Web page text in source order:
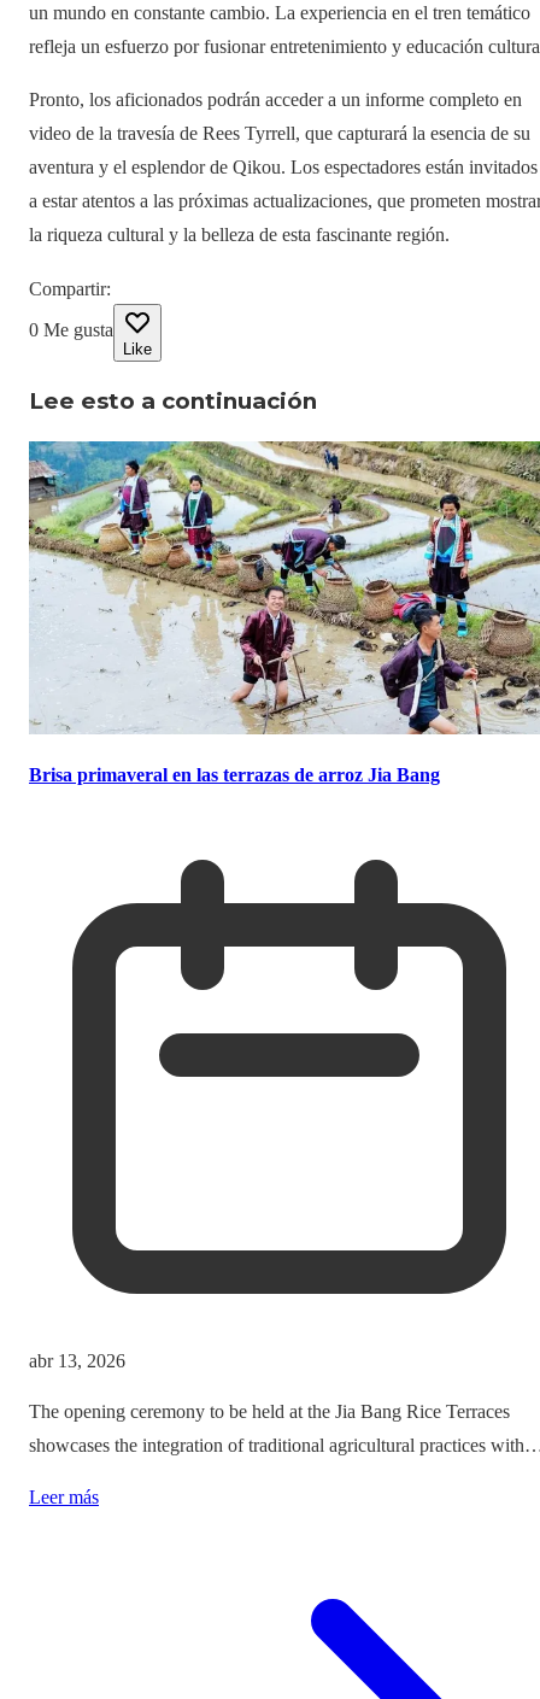
un mundo en constante cambio. La experiencia en el tren temático
refleja un esfuerzo por fusionar entretenimiento y educación
Pronto, los aficionados podrán acceder a un informe completo en
video de la travesía de Rees Tyrrell, que capturará la esencia de su
aventura y el esplendor de Qikou. Los espectadores están invitados
a estar atentos a las próximas actualizaciones, que prometen
la riqueza cultural y la belleza de esta fascinante región.
Compartir:
0 Me gusta
Like
Lee esto a continuación
Brisa primaveral en las terrazas de arroz Jia Bang
abr 13, 2026
The opening ceremony to be held at the Jia Bang Rice Terraces
showcases the integration of traditional agricultural practices with
authenticity and cultural preservation amidst commercialization.
Leer más